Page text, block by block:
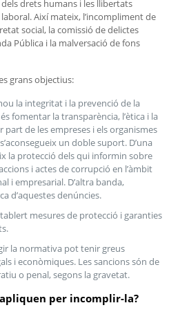
drets humans i les llibertats
Així mateix, l’incompliment de
social, la comissió de delictes
Pública i la malversació de fons
grans objectius:
la integritat i la prevenció de la
fomentar la transparència, l’ètica i la
part de les empreses i els organismes
un doble suport. D’una
la protecció dels qui informin sobre
i actes de corrupció en l’àmbit
i empresarial. D’altra banda,
d’aquestes denúncies.
mesures de protecció i garanties
la normativa pot tenir greus
i econòmiques. Les sancions són de
o penal, segons la gravetat.
per incomplir-la?